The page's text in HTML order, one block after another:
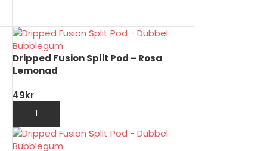
Dripped Fusion Split Pod – Rosa
Lemonad
49kr
LÄGG TILL I VARUKORG